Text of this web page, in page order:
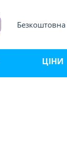
Безкоштовна
ЦІНИ